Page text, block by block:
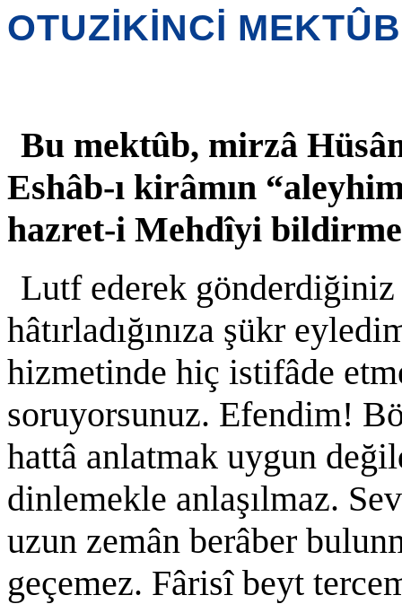
OTUZİKİNCİ MEKTÛB
Bu mektûb, mirzâ
Eshâb-ı kirâmın
hazret-i Mehdîyi
Lutf ederek
hâtırladığınıza şükr
hizmetinde hiç istifâde
soruyorsunuz. Efendim!
hattâ anlatmak uygun
dinlemekle anlaşılmaz.
uzun zemân berâber
geçemez. Fârisî beyt